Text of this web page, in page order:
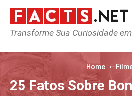
Transforme Sua Curiosidade
Home
25 Fatos Sobre